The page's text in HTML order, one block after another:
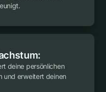
deine persönlichen
und erweitert deinen